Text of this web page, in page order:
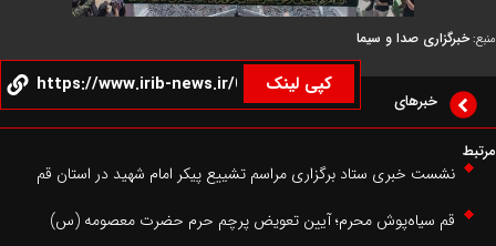
صدا و سیما
کپی لینک
خبرهای
خبری ستاد برگزاری مراسم تشییع پیکر امام شهید در استان قم
سیاه‌پوش محرم؛ آیین تعویض پرچم حرم حضرت معصومه (س)